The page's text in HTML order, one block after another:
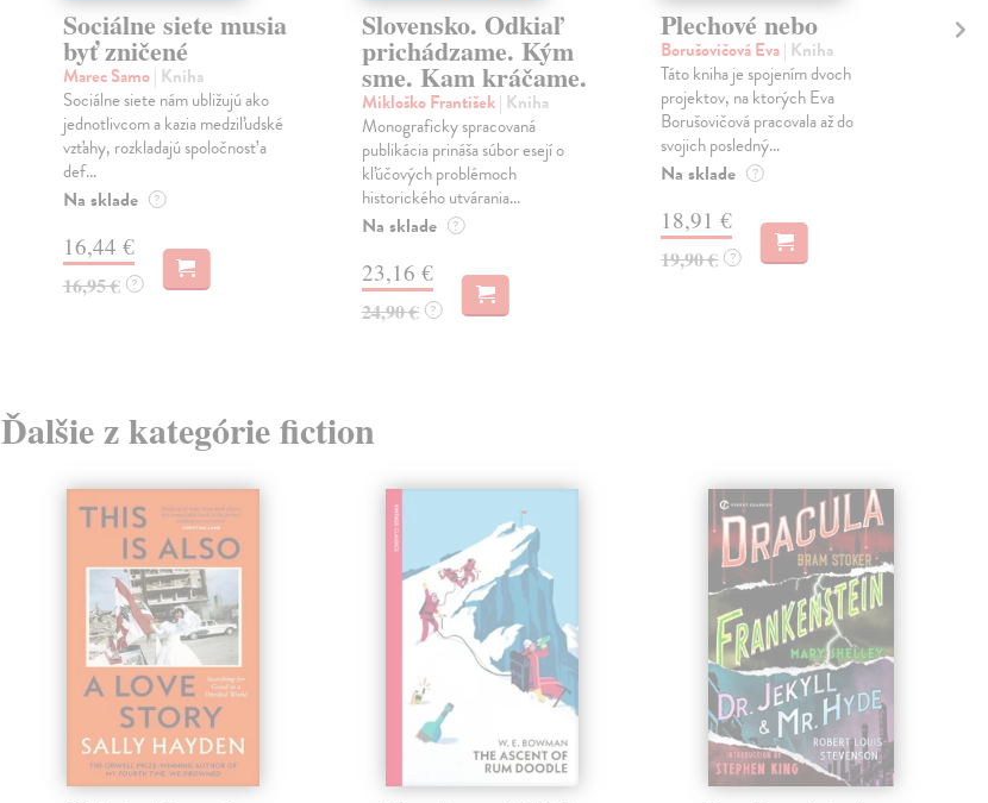
Sociálne siete musia
byť zničené
Marec Samo| Kniha
Sociálne siete nám ubližujú ako
jednotlivcom a kazia medziľudské
vzťahy, rozkladajú spoločnosť a
def...
Na sklade ?
16,44 €
16,95 € ?
Slovensko. Odkiaľ
prichádzame. Kým
sme. Kam kráčame.
Mikloško František| Kniha
Monograficky spracovaná
publikácia prináša súbor esejí o
kľúčových problémoch
historického utvárania...
Na sklade ?
23,16 €
24,90 € ?
Plechové nebo
Borušovičová Eva| Kniha
Táto kniha je spojením dvoch
projektov, na ktorých Eva
Borušovičová pracovala až do
svojich posledný...
Na sklade ?
18,91 €
19,90 € ?
Ďalšie z kategórie fiction